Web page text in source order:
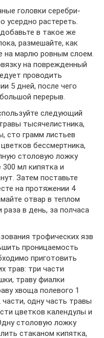
головки серебри­
усердно растереть.
в такое же
размешайте, как
на марлю ровным сло­ем.
на поврежденный
проводить
5 дней, после чего
пе­рерыв.
следующий
тысячелистника,
сто грамм листьев
бес­смертника,
столовую ложку
300 мл кипятка и
Затем поставьте
на протяжении 4
отвар в теплом
в день, за полчаса
трофических язв
проницаемость
приготовить
трав: три части
траву фи­алки
хвоща поле­вого 1
одну часть травы
цветков календулы и
столовую ложку
стаканом кипятка,